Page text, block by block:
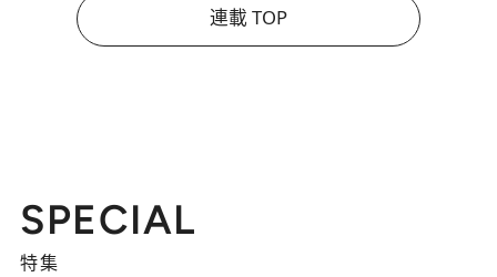
連載 TOP
SPECIAL
特集